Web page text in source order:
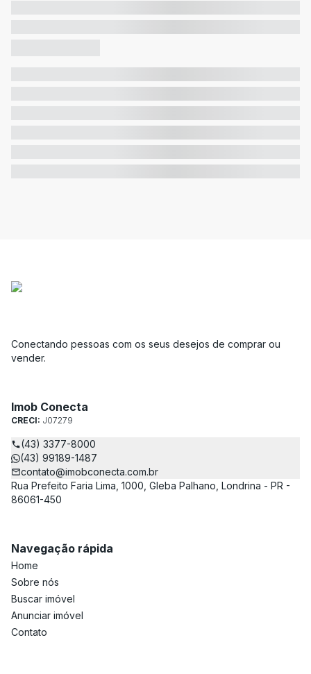
Conectando pessoas com os seus desejos de comprar ou
vender.
Imob Conecta
CRECI: J07279
(43) 3377-8000
(43) 99189-1487
contato@imobconecta.com.br
Rua Prefeito Faria Lima, 1000, Gleba Palhano, Londrina - PR -
86061-450
Navegação rápida
Home
Sobre nós
Buscar imóvel
Anunciar imóvel
Contato